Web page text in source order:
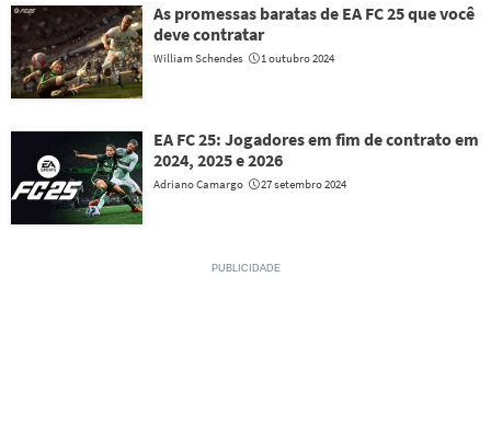
As promessas baratas de EA FC 25 que você
deve contratar
William Schendes 1 outubro 2024
EA FC 25: Jogadores em fim de contrato em
2024, 2025 e 2026
Adriano Camargo 27 setembro 2024